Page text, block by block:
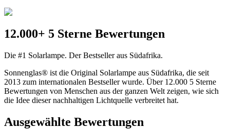
12.000+ 5 Sterne Bewertungen
Die #1 Solarlampe. Der Bestseller aus Südafrika.
Sonnenglas® ist die Original Solarlampe aus Südafrika, die seit
2013 zum internationalen Bestseller wurde. Über 12.000 5 Sterne
Bewertungen von Menschen aus der ganzen Welt zeigen, wie sich
die Idee dieser nachhaltigen Lichtquelle verbreitet hat.
Ausgewählte Bewertungen